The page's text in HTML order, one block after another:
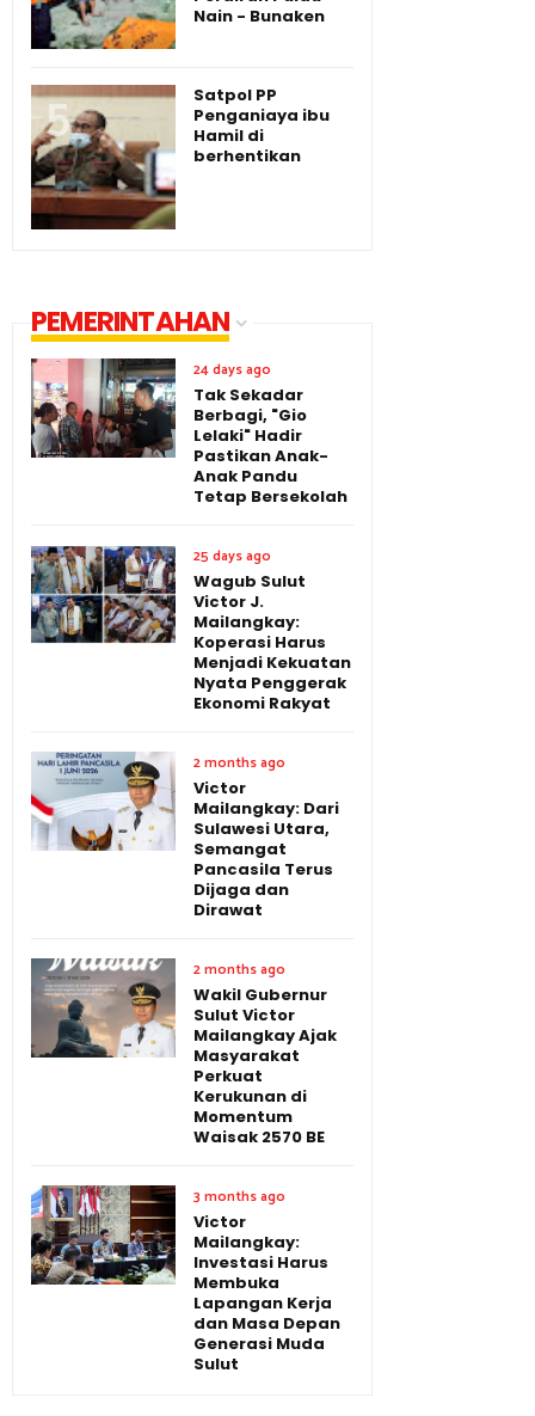
Nain - Bunaken
Satpol PP
Penganiaya ibu
Hamil di
berhentikan
PEMERINTAHAN
24 days ago
Tak Sekadar
Berbagi, "Gio
Lelaki" Hadir
Pastikan Anak-
Anak Pandu
Tetap Bersekolah
25 days ago
Wagub Sulut
Victor J.
Mailangkay:
Koperasi Harus
Menjadi Kekuatan
Nyata Penggerak
Ekonomi Rakyat
2 months ago
Victor
Mailangkay: Dari
Sulawesi Utara,
Semangat
Pancasila Terus
Dijaga dan
Dirawat
2 months ago
Wakil Gubernur
Sulut Victor
Mailangkay Ajak
Masyarakat
Perkuat
Kerukunan di
Momentum
Waisak 2570 BE
3 months ago
Victor
Mailangkay:
Investasi Harus
Membuka
Lapangan Kerja
dan Masa Depan
Generasi Muda
Sulut